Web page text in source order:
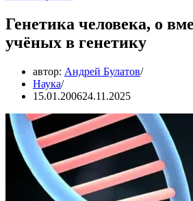
Генетика человека, о
учёных в генетику
автор: Андрей Булатов
Наука
15.01.200624.11.2025